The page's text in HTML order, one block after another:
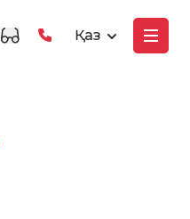
Қаз